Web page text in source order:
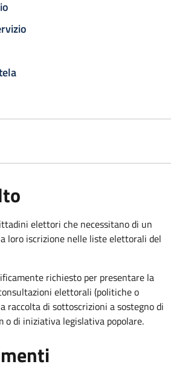
elettori che necessitano di un
loro iscrizione nelle liste elettorali del
richiesto per presentare la
elettorali (politiche o
raccolta di sottoscrizioni a sostegno di
o di iniziativa legislativa popolare.